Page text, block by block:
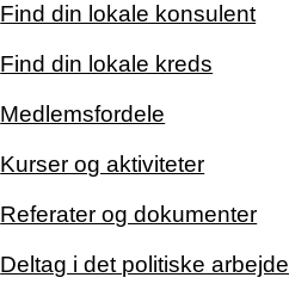
Find din lokale konsulent
Find din lokale kreds
Medlemsfordele
Kurser og aktiviteter
Referater og dokumenter
Deltag i det politiske arbejde